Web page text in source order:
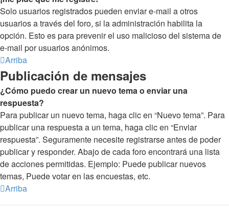
Solo usuarios registrados pueden enviar e-mail a otros
usuarios a través del foro, si la administración habilita la
opción. Esto es para prevenir el uso malicioso del sistema de
e-mail por usuarios anónimos.
Arriba
Publicación de mensajes
¿Cómo puedo crear un nuevo tema o enviar una
respuesta?
Para publicar un nuevo tema, haga clic en “Nuevo tema”. Para
publicar una respuesta a un tema, haga clic en “Enviar
respuesta”. Seguramente necesite registrarse antes de poder
publicar y responder. Abajo de cada foro encontrará una lista
de acciones permitidas. Ejemplo: Puede publicar nuevos
temas, Puede votar en las encuestas, etc.
Arriba